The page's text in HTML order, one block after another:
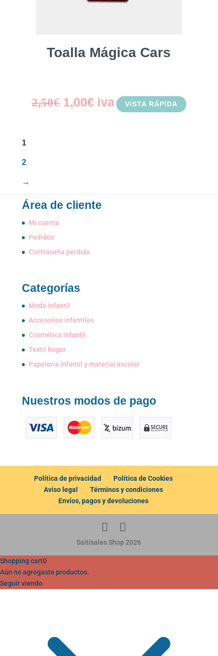
Toalla Mágica Cars
2,50€ El
1,00€Eliva VISTA RÁPIDA
1
2
→
Área de cliente
Mi cuenta
Pedidos
Contraseña perdida
Categorías
Moda infantil
Accesorios infantiles
Cosmética infantil
Textil hogar
Papelería infantil y material escolar
Nuestros modos de pago
Política de privacidad
Política de Cookies
Aviso legal
Términos y condiciones
Envíos, pagos y devoluciones
Saitisales Shop 2026
Shopping cart0
Aún no agregaste productos.
Seguir viendo